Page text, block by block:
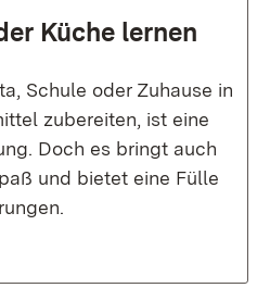
Küche ler­nen
Schule oder Zuhause in
zubereiten, ist eine
Doch es bringt auch
und bietet eine Fülle